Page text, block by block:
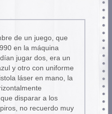
de un juego, que
en la máquina
jugar dos, era un
y otro con uniforme
láser en mano, la
disparar a los
no recuerdo muy